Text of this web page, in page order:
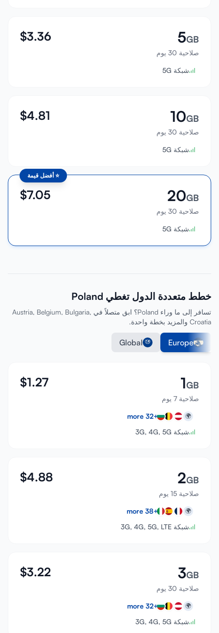
5GB
صلاحية 30 يوم
$3.36
شبكة 5G
10GB
صلاحية 30 يوم
$4.81
شبكة 5G
⭐أفضل قيمة
20GB
صلاحية 30 يوم
$7.05
شبكة 5G
خطط متعددة الدول تغطي Poland
تسافر إلى ما وراء Poland؟ ابق متصلاً في Austria, Belgium, Bulgaria,
Croatia والمزيد بخطة واحدة.
Europe
Global
1GB
صلاحية 7 يوم
$1.27
🌍
+
32
شبكة 3G, 4G, 5G
2GB
صلاحية 15 يوم
$4.88
🌍
+
38
شبكة 3G, 4G, 5G, LTE
3GB
صلاحية 30 يوم
$3.22
🌍
+
32
شبكة 3G, 4G, 5G